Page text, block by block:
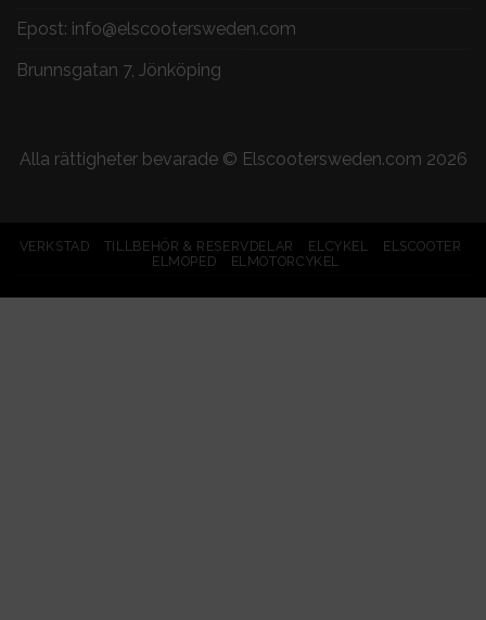
Epost: info@elscootersweden.com
Brunnsgatan 7, Jönköping
Alla rättigheter bevarade © Elscootersweden.com 2026
VERKSTAD TILLBEHÖR & RESERVDELAR ELCYKEL
ELSCOOTER
ELMOPED
ELMOTORCYKEL